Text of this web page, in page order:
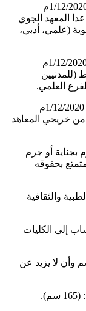
• ولم يتجاوز الثانية والعشرين من العمر بتاريخ 1/12/2020م
المعهد الجوي
(علمي، أدبي،
• ولم يتجاوز الثالثة والعشرين من العمر بتاريخ 1/12/2020م
(للمدنيين
العلمي.
• ولم يتجاوز الرابعة والعشرين من العمر بتاريخ 1/12/2020م
من خريجي المعاهد
بجناية أو جرم
بحقوقه
والثقافية
إلى الكليات
ضباط الكلية الجوية: الطيارون (162 سم وأن لا يزيد عن